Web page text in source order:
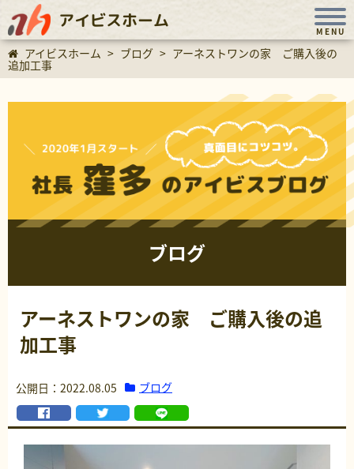
アイビスホーム
MENU
アイビスホーム > ブログ > アーネストワンの家 ご購入後の
追加工事
ブログ
アーネストワンの家 ご購入後の追
加工事
公開日：2022.08.05 ブログ